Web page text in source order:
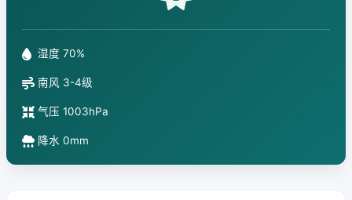
湿度 70%
南风 3-4级
气压 1003hPa
降水 0mm